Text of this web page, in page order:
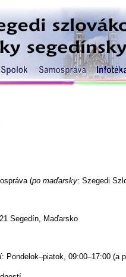
(po maďarsky: Szegedi
Segedín, Maďarsko
: Pondelok–piatok, 09:00–17:00 (a